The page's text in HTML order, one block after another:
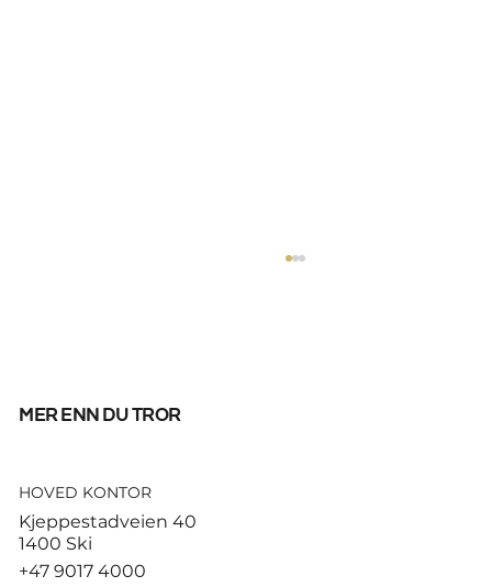
God start for de norske
Hamburg
mer enn du tror
HOVED KONTOR
Kjeppestadveien 40
1400 Ski
+47 9017 4000